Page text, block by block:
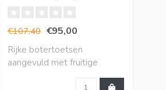
€107,40 €95,00
Rijke botertoetsen
aangevuld met fruitige